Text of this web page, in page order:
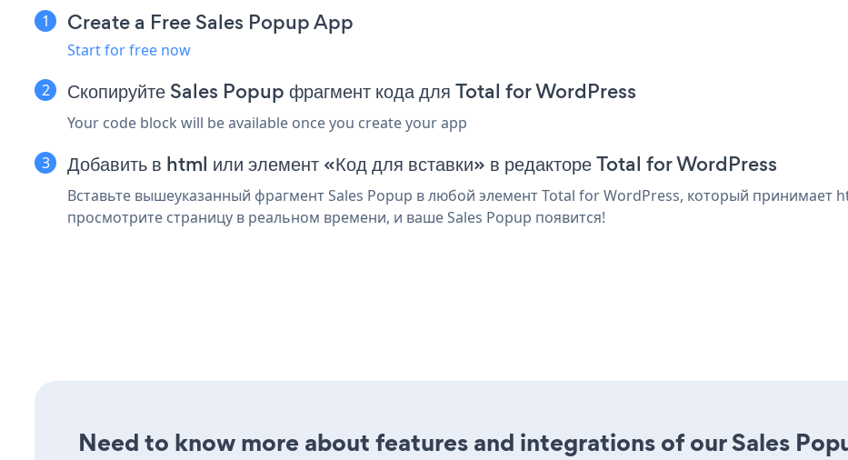
Create a Free Sales Popup App
Start for free now
Скопируйте Sales Popup фрагмент кода для Total for WordPress
Your code block will be available once you create your app
Добавить в html или элемент «Код для вставки» в редакторе Total for WordPress
Вставьте вышеуказанный фрагмент Sales Popup в любой элемент Total for WordPress, который принимает
просмотрите страницу в реальном времени, и ваше Sales Popup появится!
Need to know more about features and integrations of our Sales